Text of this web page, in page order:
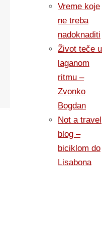
Vreme koje
ne treba
nadoknaditi
Život teče u
laganom
ritmu –
Zvonko
Bogdan
Not a travel
blog –
biciklom do
Lisabona